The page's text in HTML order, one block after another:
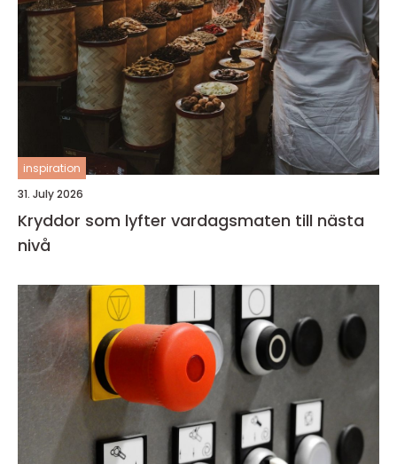
inspiration
31. July 2026
Kryddor som lyfter vardagsmaten till nästa
nivå